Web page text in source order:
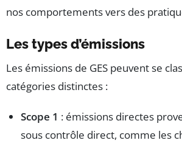
nos comportements vers des
Les types d’émissions
Les émissions de GES peuvent se
catégories distinctes :
Scope 1 : émissions directes
sous contrôle direct, comme les